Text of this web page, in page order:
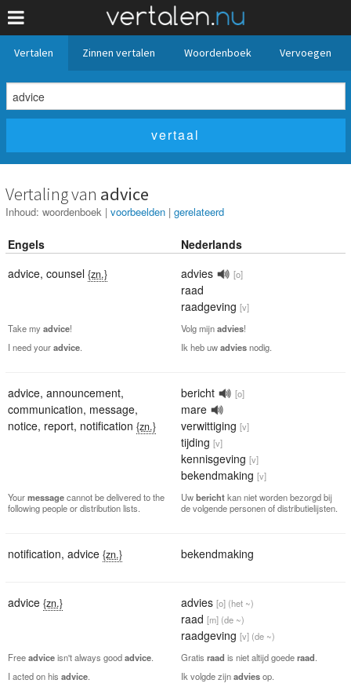
Vertalen Zinnen vertalen Woordenboek Vervoegen
Vertaling van advice
Inhoud: woordenboek | voorbeelden | gerelateerd
Engels
Nederlands
advice, counsel {zn.} advies [o]
raad
raadgeving [v]
Take my advice! Volg mijnadvies!
I need youradvice Ik heb uwadviesnodig.
advice, announcement,
communication, message,
notice, report, notification {zn.}
bericht [o]
mare
verwittiging [v]
tijding [v]
kennisgeving [v]
bekendmaking [v]
Yourmessagecannot be delivered to the
following people or distribution lists.
Uwberichtkan niet worden bezorgd bij
de volgende personen of distributielijsten.
notification, advice {zn.} bekendmaking
advice {zn.} advies [o] (het ~)
raad [m] (de ~)
raadgeving [v] (de ~)
Freeadviceisn't always goodadvice Gratis raad is niet altijd goederaad
I acted on his advice Ik volgde zijnadviesop.